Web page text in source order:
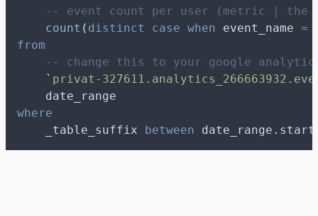
-- event count per user (metric | the
count ( distinct case when event_name =
from
-- change this to your google
` privat-
    date_range
where
    _table_suffix
between